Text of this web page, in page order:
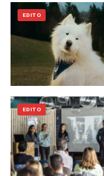
EDITO
EDITO